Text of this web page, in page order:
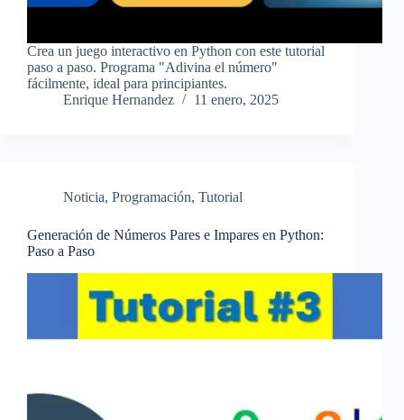
Crea un juego interactivo en Python con este tutorial
paso a paso. Programa "Adivina el número"
fácilmente, ideal para principiantes.
Enrique Hernandez
11 enero, 2025
Noticia, Programación, Tutorial
Generación de Números Pares e Impares en Python:
Paso a Paso